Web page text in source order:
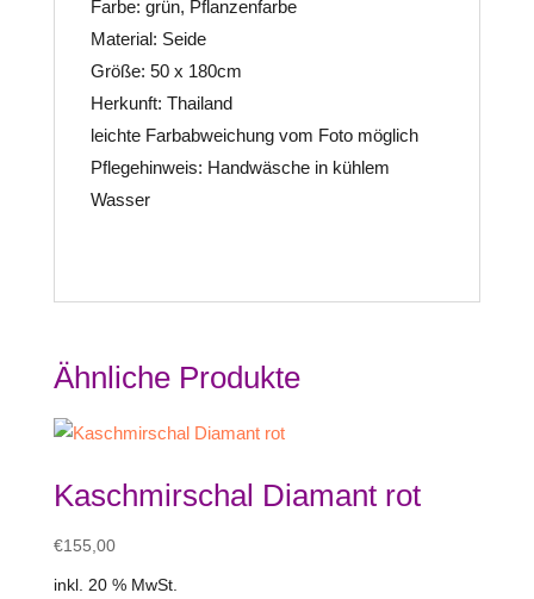
Farbe: grün, Pflanzenfarbe
Material: Seide
Größe: 50 x 180cm
Herkunft: Thailand
leichte Farbabweichung vom Foto möglich
Pflegehinweis: Handwäsche in kühlem
Wasser
Ähnliche Produkte
Kaschmirschal Diamant rot
€155,00
inkl. 20 % MwSt.